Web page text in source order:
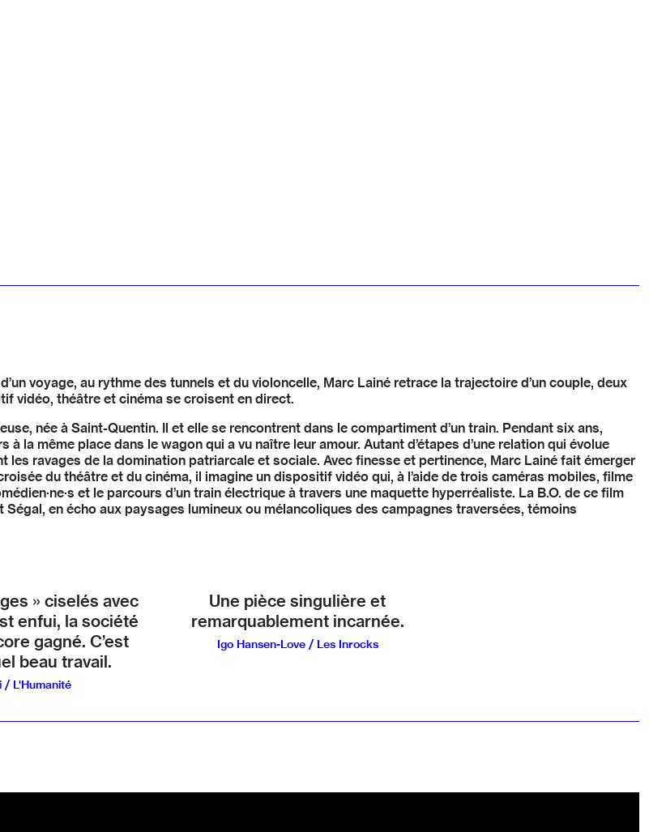
voyage, au rythme des tunnels et du violoncelle, Marc Lainé retrace la trajectoire d’un couple, deux
vidéo, théâtre et cinéma se croisent en direct.
née à Saint-Quentin. Il et elle se rencontrent dans le compartiment d’un train. Pendant six ans,
la même place dans le wagon qui a vu naître leur amour. Autant d’étapes d’une relation qui évolue
ravages de la domination patriarcale et sociale. Avec finesse et pertinence, Marc Lainé fait émerger
du théâtre et du cinéma, il imagine un dispositif vidéo qui, à l’aide de trois caméras mobiles, filme
et le parcours d’un train électrique à travers une maquette hyperréaliste. La B.O. de ce film
en écho aux paysages lumineux ou mélancoliques des campagnes traversées, témoins
» ciselés avec
enfui, la société
gagné. C’est
beau travail.
/ L'Humanité
Une pièce singulière et
remarquablement incarnée.
Igo Hansen-Love / Les Inrocks